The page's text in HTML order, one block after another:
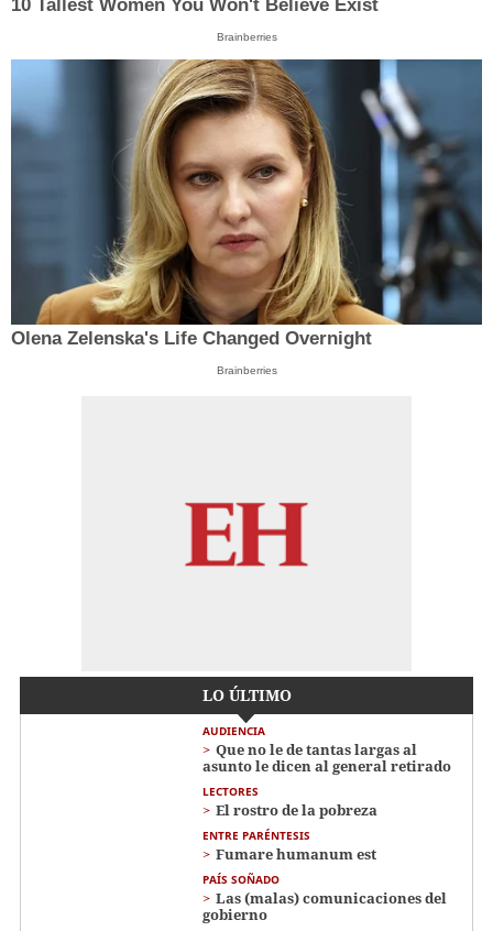
10 Tallest Women You Won't Believe Exist
Brainberries
Olena Zelenska's Life Changed Overnight
Brainberries
LO ÚLTIMO
AUDIENCIA
Que no le de tantas largas al
asunto le dicen al general retirado
LECTORES
El rostro de la pobreza
ENTRE PARÉNTESIS
Fumare humanum est
PAÍS SOÑADO
Las (malas) comunicaciones del
gobierno